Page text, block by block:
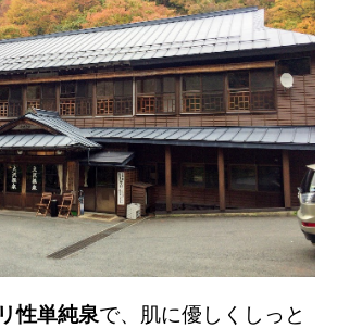
性単純泉で、肌に優しくしっと